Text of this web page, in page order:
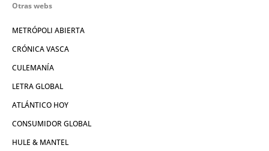
Otras webs
METRÓPOLI ABIERTA
CRÓNICA VASCA
CULEMANÍA
LETRA GLOBAL
ATLÁNTICO HOY
CONSUMIDOR GLOBAL
HULE & MANTEL